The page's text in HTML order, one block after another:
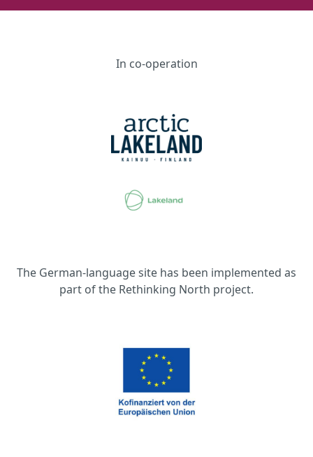
In co-operation
The German-language site has been implemented as
part of the Rethinking North project.